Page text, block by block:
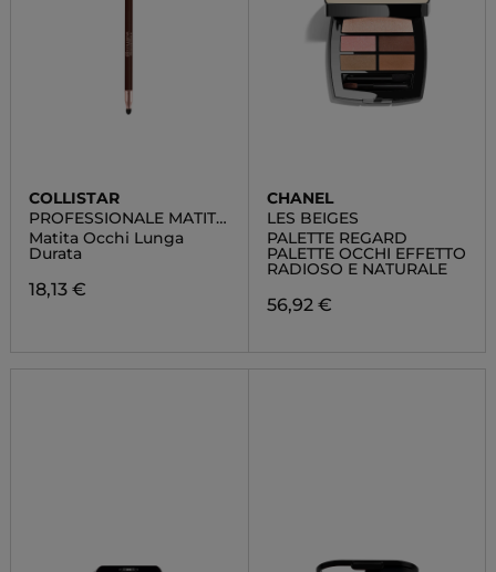
COLLISTAR
PROFESSIONALE MATITA
OCCHI
Matita Occhi Lunga
Durata
18,13 €
CHANEL
LES BEIGES
PALETTE REGARD
PALETTE OCCHI EFFETTO
RADIOSO E NATURALE
56,92 €